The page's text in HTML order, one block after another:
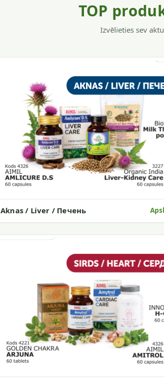
TOP
Izvēlieties sev
Aknas / Liver / Печень